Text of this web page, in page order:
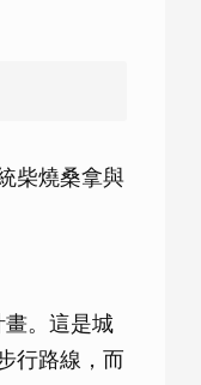
柴燒桑拿與
。這是城
行路線，而